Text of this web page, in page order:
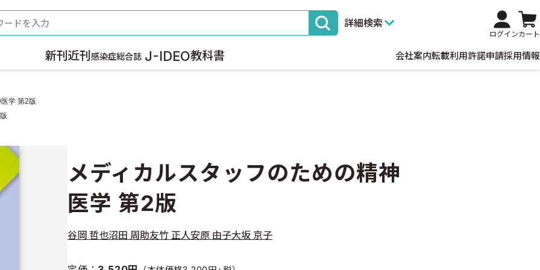
詳細検索
ログインカート
新刊 近刊 感染症総合誌 J-IDEO教科書 会社案内転載利用許諾申請採用情報
学 第2版
メディカルスタッフのための精神
医学 第2版
谷岡 哲也沼田 周助友竹 正人安原 由子大坂 京子